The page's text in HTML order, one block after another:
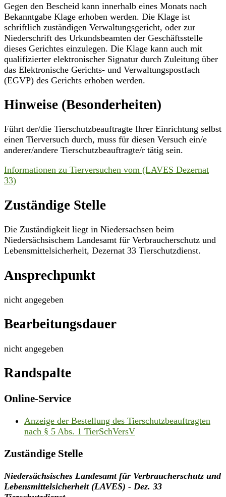
Gegen den Bescheid kann innerhalb eines Monats nach
Bekanntgabe Klage erhoben werden. Die Klage ist
schriftlich zuständigen Verwaltungsgericht, oder zur
Niederschrift des Urkundsbeamten der Geschäftsstelle
dieses Gerichtes einzulegen. Die Klage kann auch mit
qualifizierter elektronischer Signatur durch Zuleitung über
das Elektronische Gerichts- und Verwaltungspostfach
(EGVP) des Gerichts erhoben werden.
Hinweise (Besonderheiten)
Führt der/die Tierschutzbeauftragte Ihrer Einrichtung selbst
einen Tierversuch durch, muss für diesen Versuch ein/e
anderer/andere Tierschutzbeauftragte/r tätig sein.
Informationen zu Tierversuchen vom (LAVES Dezernat
33)
Zuständige Stelle
Die Zuständigkeit liegt in Niedersachsen beim
Niedersächsischem Landesamt für Verbraucherschutz und
Lebensmittelsicherheit, Dezernat 33 Tierschutzdienst.
Ansprechpunkt
nicht angegeben
Bearbeitungsdauer
nicht angegeben
Randspalte
Online-Service
Anzeige der Bestellung des Tierschutzbeauftragten
nach § 5 Abs. 1 TierSchVersV
Zuständige Stelle
Niedersächsisches Landesamt für Verbraucherschutz und
Lebensmittelsicherheit (LAVES) - Dez. 33